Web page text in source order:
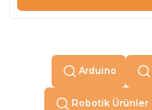
Arduino
Robotik Ürünler